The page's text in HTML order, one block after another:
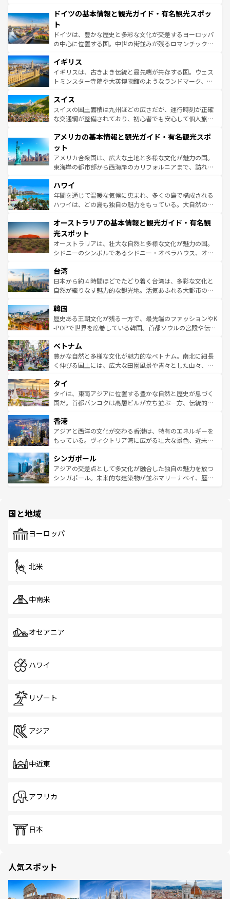
せる。地方によって風土や気候が異なるスペインはその個
ンテンツ一覧 を参照してほしい。
で、幅広い魅力が詰まっている。華麗な宮殿、歴史的な大
聖堂、美しいビーチ、そして豊かな自然が、訪れる者を心
から魅了する。また、フランスは美食の国としても知ら
れ、フランス料理はユネスコ無形文化遺産にも登録されて
香り高いラベンダー畑など、多彩な楽しみ方が可能だ。さ
らに、パリ以外の地域にも魅力が溢れており、どの街角に
も豊かな歴史と文化が息づいている。パリ以外の個性あふ
を参照してほしい。
ドイツの基本情報と観光ガイド・有名観光スポッ
ト
ドイツは、豊かな歴史と多彩な文化が交差するヨーロッパ
の中心に位置する国。中世の街並みが残るロマンチック街
顔を持つこの国は、どこを歩いても飽きることがない。ベ
ルリンの文化的活気、バイエルン州のアルプスの絶景、そ
してライン川沿いのワイン畑といった風景は必見。ビール
は、お酒好きな人にはぜひ体験してほしい。 なお、新着の
ドイツ情報はコンテンツ一覧を参照してほしい。
イギリス
イギリスは、古きよき伝統と最先端が共存する国。ウェス
トミンスター寺院や大英博物館のようなランドマーク、歴
リアごとに異なる魅力がある。また、優雅なアフタヌーン
ティー、ビール好きにはたまらない英国パブ、サッカー観
戦など、本場だからこそできる体験も豊富。イギリスを旅
ンツ一覧を参照してほしい。
スイス
スイスの国土面積は九州ほどの広さだが、運行時刻が正確
な交通網が整備されており、初心者でも安心して個人旅行
の建物がそのまま残る町や、スイスならではのユニークな
博物館もあり、アルプス観光だけでなく町歩きも満喫する
ことができる。国民の所得が高いため物価も高いが、旅行
者向けの交通パス提供のサービスもあり、うまく活用すれ
着のスイス情報は
アメリカの基本情報と観光ガイド・有名観光スポ
ット
アメリカ合衆国は、広大な土地と多様な文化が魅力の国。
東海岸の都市部から西海岸のカリフォルニアまで、訪れる
のような巨大都市は、観光、ショッピング、エンターテイ
ンメントが詰まった刺激的なスポットだ。一方、アメリカ
西部には大自然が広がり、グランドキャニオンやイエロー
部のニューオーリンズでは、音楽と美食が融合した独特の
文化が魅力。旅行者はアメリカの各地域で異なる魅力を楽
しみながら、その多様性と豊かな歴史を感じることができ
るだろう。車でのロードトリップや列車の旅も、アメリカ
情報は
ハワイ
年間を通じて温暖な気候に恵まれ、多くの島で構成される
ハワイは、どの島も独自の魅力をもっている。大自然の神
ワイ島は見逃せない。また、定番の観光地といえばオアフ
島だが、静かな自然を求めるならマウイ島やカウアイ島が
おすすめ。エメラルドグリーンに輝く海をはじめ、豊かな
文化や歴史が息づいている。「アロハスピリット」と呼ば
人々、おいしいローカルフードやハワイアンミュージッ
ク、伝統的なフラダンスなど、すべてがハワイの魅力を彩
っている。訪れるたびに新しい発見と感動が待っているハ
はコンテンツ一覧
オーストラリアの基本情報と観光ガイド・有名観
光スポット
オーストラリアは、壮大な自然と多様な文化が魅力の国。
シドニーのシンボルであるシドニー・オペラハウス、オー
リアリーフや大陸中央部にそびえるウルル（エアーズロッ
ク）、タスマニアの美しい原生林やケアンズの熱帯雨林な
ど、見どころがたくさん。また、カフェやワイン、オージ
いる。アクティビティも充実しており、サーフィンやダイ
ビング、ハイキングなど、アウトドア好きにはたまらな
い。オーストラリアの多彩な魅力を存分に味わいつくそ
参照してほしい。
台湾
日本から約４時間ほどでたどり着く台湾は、多彩な文化と
自然が織りなす魅力的な観光地。活気あふれる大都市の台
ン）、静ひつな山岳地帯である台湾東部など、都市の喧騒
と山間の静けさが共存しており、訪れる人に新しい発見と
驚きをもたらしてくれる。また、奥深い台湾の食文化も魅
容にもいいと評判のスイーツなど、バラエティ豊かな料理
が味わえる。 なお、新着の台湾情報は コンテンツ一覧を参
照してほしい。
韓国
歴史ある王朝文化が残る一方で、最先端のファッションやK
-POPで世界を席巻している韓国。首都ソウルの宮殿や伝統
き、地方に足を延ばせば四季折々の自然美を楽しむことが
できる。そして、キムチや焼肉、絶品のストリートフード
まで、さまざまな韓国料理が待っている。夜には、韓国な
リティに包まれながら、韓国の多彩な魅力を心ゆくまで味
わってみてほしい。 なお、新着の韓国情報はコンテンツ一
覧を参照してほしい。
ベトナム
豊かな自然と多様な文化が魅力的なベトナム。南北に細長
く伸びる国土には、広大な田園風景や青々とした山々、世
急速な発展と共に伝統が息づく。ハノイの古い町並みやホ
ーチミン市のフランス統治時代の建物も、独特の雰囲気を
醸し出している。また、バラエティの豊かさとおいしさで
とつ。フォーやバインミー、ベトナムコーヒーなどは、ぜ
ひ現地で味わいたい。どの地域を訪れてもあたたかい人々
が旅行者を迎えてくれるので、きっと忘れられない旅にな
参照してほしい。
タイ
タイは、東南アジアに位置する豊かな自然と歴史が息づく
国だ。首都バンコクは高層ビルが立ち並ぶ一方、伝統的な
の活気が交差している。北部ではチェンマイなどの山岳地
帯で自然と触れ合い、南部ではプーケットやクラビの美し
いビーチでリゾート気分を楽しむことができる。タイ料理
激する。気候は一年中温暖で、どの季節にも異なる楽しみ
が待っている。親しみやすいタイの人々、仏教を中心とし
た文化、そして多様な観光資源が、訪れる旅人を魅了し続
香港
アジアと西洋の文化が交わる香港は、特有のエネルギーを
もっている。ヴィクトリア湾に広がる壮大な景色、近未来
み、どこを訪れても感動するはず。観光スポットが密集し
ており、効率よく見どころを回れるのも魅力。息をのむよ
うな絶景から文化的な体験まで、香港を存分に楽しみ尽く
シンガポール
アジアの交差点として多文化が融合した独自の魅力を放つ
シンガポール。未来的な建築物が並ぶマリーナベイ、歴史
で、ホーカーズは地元の風情を楽しめる外せないスポット
国と地域
ヨーロッパ
北米
中南米
オセアニア
ハワイ
リゾート
アジア
中近東
アフリカ
日本
人気スポット